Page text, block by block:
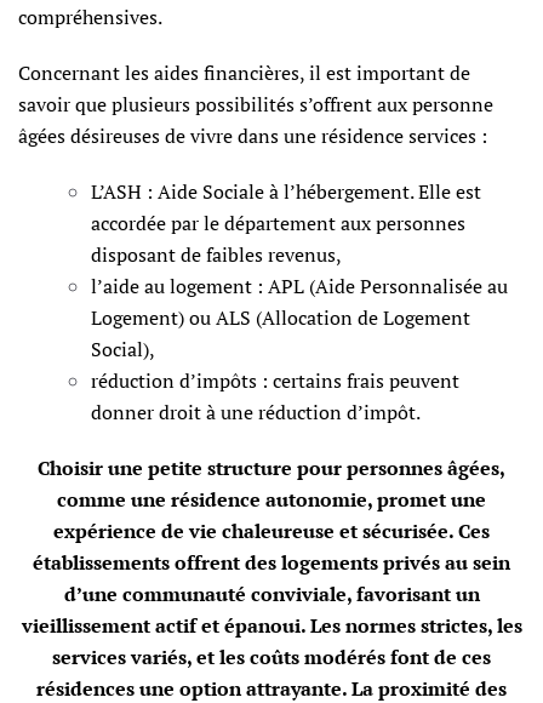
compréhensives.
Concernant les aides financières, il est important de
savoir que plusieurs possibilités s’offrent aux personne
âgées désireuses de vivre dans une résidence services :
L’ASH : Aide Sociale à l’hébergement. Elle est
accordée par le département aux personnes
disposant de faibles revenus,
l’aide au logement : APL (Aide Personnalisée au
Logement) ou ALS (Allocation de Logement
Social),
réduction d’impôts : certains frais peuvent
donner droit à une réduction d’impôt.
Choisir une petite structure pour personnes âgées,
comme une résidence autonomie, promet une
expérience de vie chaleureuse et sécurisée. Ces
établissements offrent des logements privés au sein
d’une communauté conviviale, favorisant un
vieillissement actif et épanoui. Les normes strictes, les
services variés, et les coûts modérés font de ces
résidences une option attrayante. La proximité des